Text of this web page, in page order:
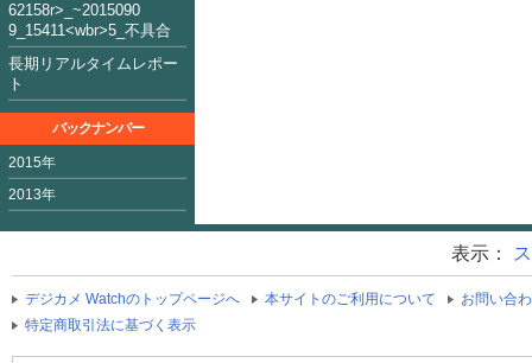
62158r>_~2015090
9_15411<wbr>5_不具合
長期リアルタイムレポー
ト
バックナンバー
2015年
2013年
表示：
デジカメ Watchのトップページへ 本サイトのご利用について
お問い合
特定商取引法に基づく表示